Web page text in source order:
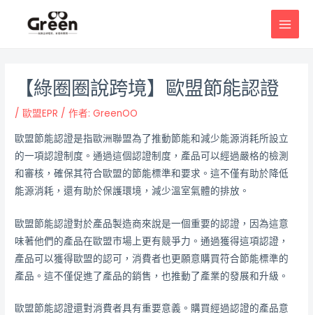
【綠圈圈說跨境】歐盟節能認證
/歐盟EPR / 作者:GreenOO
歐盟節能認證是指歐洲聯盟為了推動節能和減少能源消耗所設立
的一項認證制度。通過這個認證制度，產品可以經過嚴格的檢測
和審核，確保其符合歐盟的節能標準和要求。這不僅有助於降低
能源消耗，還有助於保護環境，減少溫室氣體的排放。
歐盟節能認證對於產品製造商來說是一個重要的認證，因為這意
味著他們的產品在歐盟市場上更有競爭力。通過獲得這項認證，
產品可以獲得歐盟的認可，消費者也更願意購買符合節能標準的
產品。這不僅促進了產品的銷售，也推動了產業的發展和升級。
歐盟節能認證還對消費者具有重要意義。購買經過認證的產品意